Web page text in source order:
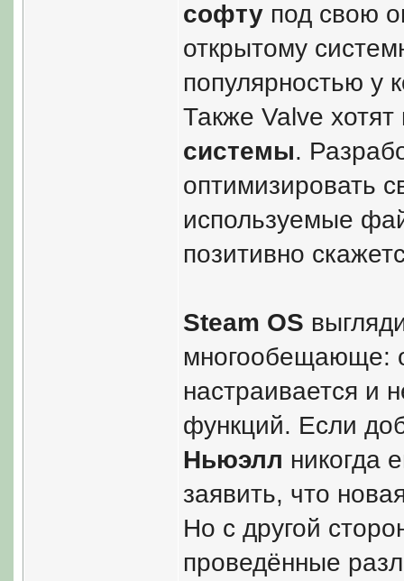
софтупод свою
открытому
популярностью у
Также Valve
системы.
оптимизировать
используемые
позитивно
Steam OS
многообещающе:
настраивается и
функций. Если
Ньюэлл никогда
заявить, что
Но с другой
проведённые